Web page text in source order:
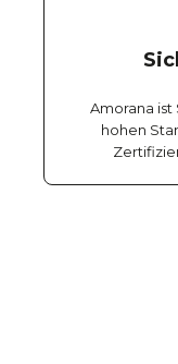
Amorana ist
hohen